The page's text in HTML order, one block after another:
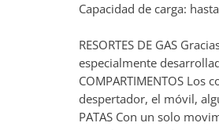
Capacidad de carga:
RESORTES DE GAS
especialmente
COMPARTIMENTOS
despertador, el móvil,
PATAS Con un solo